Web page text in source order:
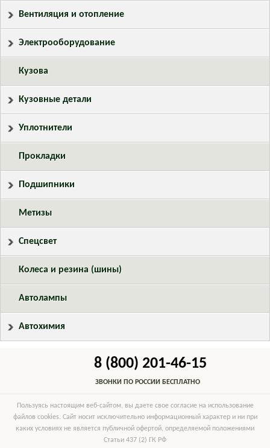
Вентиляция и отопление
Электрооборудование
Кузова
Кузовные детали
Уплотнители
Прокладки
Подшипники
Метизы
Спецсвет
Колеса и резина (шины)
Автолампы
Автохимия
8 (800) 201-46-15
ЗВОНКИ ПО РОССИИ БЕСПЛАТНО
Пользуясь настоящим веб-сайтом, вы даете свое согласие на использование
файлов cookies. Сайт носит исключительно информационный характер и ни при
каких условиях не является публичной офертой, определяемой положениями
Статьи 437 (2) ГК РФ